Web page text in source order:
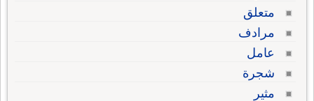
متعلق
مرادف
عامل
شجرة
مثير